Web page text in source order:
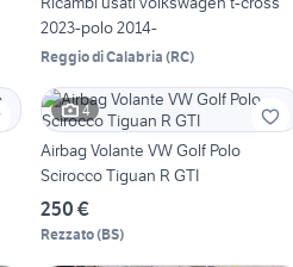
2023-polo 2014-
Reggio di Calabria (RC)
4
Airbag Volante VW Golf Polo
Scirocco Tiguan R GTI
250 €
Rezzato(BS)